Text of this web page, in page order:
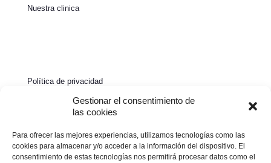
Gestionar el consentimiento de
las cookies
Para ofrecer las mejores experiencias, utilizamos tecnologías como las
cookies para almacenar y/o acceder a la información del dispositivo. El
consentimiento de estas tecnologías nos permitirá procesar datos como el
Nuestra clinica
Política de privacidad
Política de cookies
Declaración de accesibilidad